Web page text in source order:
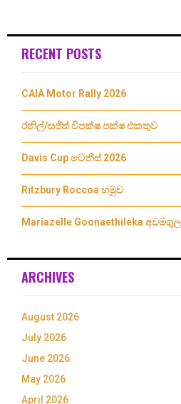
RECENT POSTS
CAIA Motor Rally 2026
රනිල්/සජිත් විපක්ෂ පක්ෂ එකතුව
Davis Cup ටෙනීස් 2026
Ritzbury Roccoa හමුව
Mariazelle Goonaethileka අවමගුල
ARCHIVES
August 2026
July 2026
June 2026
May 2026
April 2026